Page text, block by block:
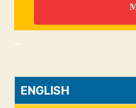
ENGLISH